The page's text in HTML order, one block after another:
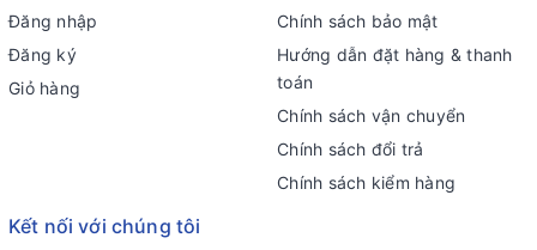
Đăng nhập
Đăng ký
Giỏ hàng
Chính sách bảo mật
Hướng dẫn đặt hàng & thanh
toán
Chính sách vận chuyển
Chính sách đổi trả
Chính sách kiểm hàng
Kết nối với chúng tôi